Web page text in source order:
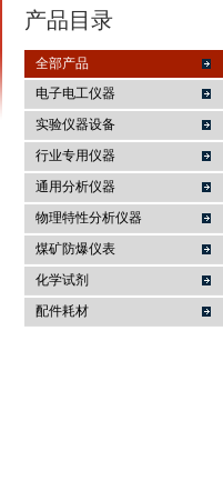
麦科仪（北京）科技有限公司
产品目录
全部产品
电子电工仪器
实验仪器设备
行业专用仪器
通用分析仪器
物理特性分析仪器
煤矿防爆仪表
化学试剂
配件耗材